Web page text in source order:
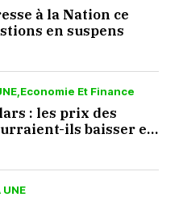
à la Nation ce
en suspens
Economie Et Finance
: les prix des
ils baisser en
UNE